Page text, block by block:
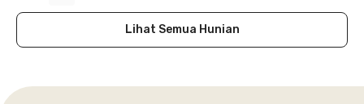
Lihat Semua Hunian